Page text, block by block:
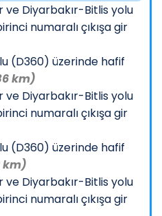
Diyarbakır-Bitlis yolu
numaralı çıkışa gir
(D360) üzerinde hafif
km)
Diyarbakır-Bitlis yolu
numaralı çıkışa gir
(D360) üzerinde hafif
km)
Diyarbakır-Bitlis yolu
numaralı çıkışa gir